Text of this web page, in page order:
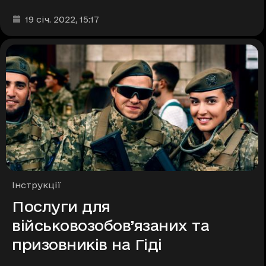
Дата та час публікації
19 січ. 2022, 15:17
Рубрики
Інструкції
Послуги для
військовозобов’язаних та
призовників на Гіді